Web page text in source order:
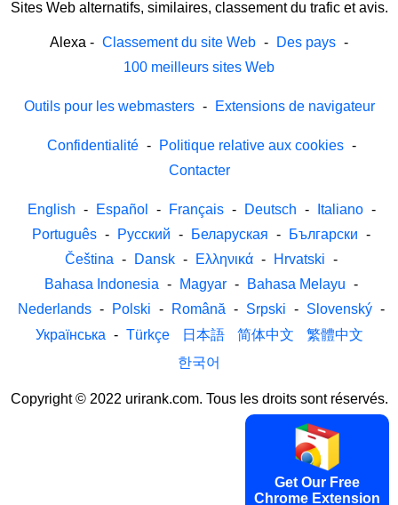
Sites Web alternatifs, similaires, classement du trafic et avis.
Alexa - Classement du site Web - Des pays -
100 meilleurs sites Web
Outils pour les webmasters - Extensions de navigateur
Confidentialité - Politique relative aux cookies -
Contacter
English - Español - Français - Deutsch - Italiano -
Português - Русский - Беларуская - Български -
Čeština - Dansk - Ελληνικά - Hrvatski -
Bahasa Indonesia - Magyar - Bahasa Melayu -
Nederlands - Polski - Română - Srpski - Slovenský -
Українська - Türkçe 日本語 简体中文
繁體中文
한국어
Copyright © 2022 urirank.com. Tous les droits sont réservés.
Get Our Free
Chrome Extension